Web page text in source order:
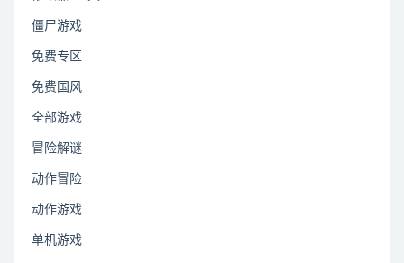
僵尸游戏
免费专区
免费国风
全部游戏
冒险解谜
动作冒险
动作游戏
单机游戏